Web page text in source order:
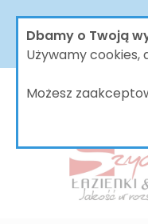
Dbamy o Twoją
Używamy cookies,
Możesz
W dniach
bez